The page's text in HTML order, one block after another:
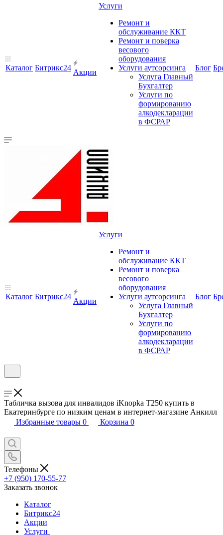
Каталог Битрикс24
Акции
Услуги
Ремонт и
обслуживание ККТ
Ремонт и поверка
весового
оборудования
Услуги аутсорсинга
Услуга Главный
Бухгалтер
Услуги по
формированию
алкодекларации
в ФСРАР
Блог
Каталог Битрикс24
Акции
Услуги
Ремонт и
обслуживание ККТ
Ремонт и поверка
весового
оборудования
Услуги аутсорсинга
Услуга Главный
Бухгалтер
Услуги по
формированию
алкодекларации
в ФСРАР
Блог
Табличка вызова для инвалидов iKnopka T250 купить в
Екатеринбурге по низким ценам в интернет-магазине Анкилл
Избранные товары 0 Корзина 0
Телефоны
+7 (950) 170-55-77
Заказать звонок
Каталог
Битрикс24
Акции
Услуги